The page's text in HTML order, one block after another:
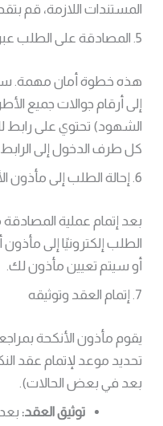
المستندات اللازمة، قم
5. المصادقة على الطلب عبر الرسائل النصية
إلى أرقام جوالات جميع
الشهود) تحتوي على
كل طرف الدخول إلى الرابط
6. إحالة الطلب إلى مأذون الأنكحة
بعد إتمام عملية المصادقة
الطلب إلكترونيًا إلى
أو سيتم تعيين مأذون لك.
7. إتمام العقد وتوثيقه
يقوم مأذون الأنكحة
تحديد موعد لإتمام عقد
بعد في بعض الحالات).
توثيق العقد: